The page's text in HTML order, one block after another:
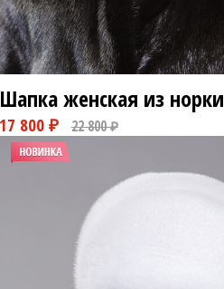
Шапка женская из норки